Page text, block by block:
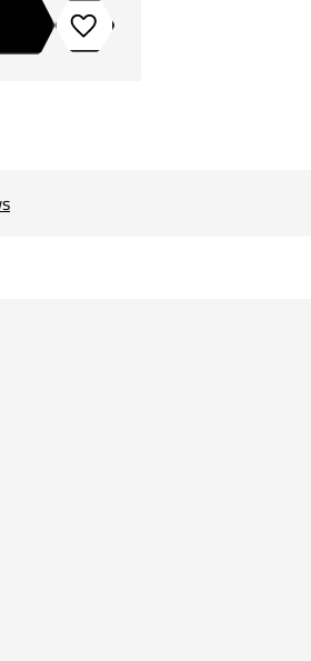
Toevoegen aan verlanglijstje